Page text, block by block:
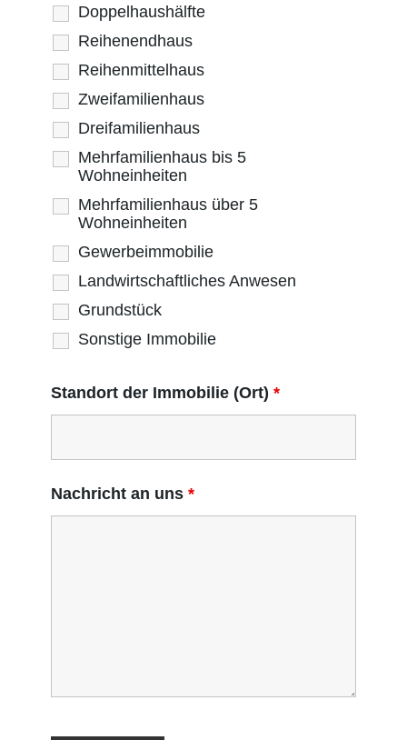
Doppelhaushälfte
Reihenendhaus
Reihenmittelhaus
Zweifamilienhaus
Dreifamilienhaus
Mehrfamilienhaus bis 5
Wohneinheiten
Mehrfamilienhaus über 5
Wohneinheiten
Gewerbeimmobilie
Landwirtschaftliches Anwesen
Grundstück
Sonstige Immobilie
Standort der Immobilie (Ort)*
Nachricht an uns*